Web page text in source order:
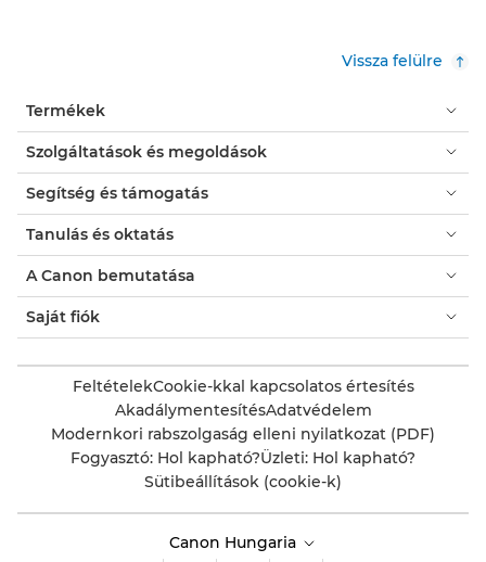
Vissza felülre
Termékek
Szolgáltatások és megoldások
Segítség és támogatás
Tanulás és oktatás
A Canon bemutatása
Saját fiók
FeltételekCookie-kkal kapcsolatos értesítés
AkadálymentesítésAdatvédelem
Modernkori rabszolgaság elleni nyilatkozat (PDF)
Fogyasztó: Hol kapható?Üzleti: Hol kapható?
Sütibeállítások (cookie-k)
Canon Hungaria